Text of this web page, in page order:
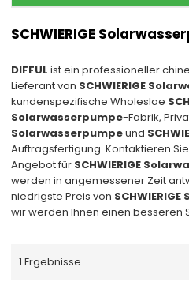
SCHWIERIGE
DIFFUL ist ein professioneller
Lieferant von SCHWIERIGE
kundenspezifische Wholeslae
Solarwasserpumpe-Fabrik,
Solarwasserpumpeund
Auftragsfertigung. Kontaktieren
Angebot für SCHWIERIGE
werden in angemessener Zeit
niedrigste Preis von
wir werden Ihnen einen besseren
1 Ergebnisse